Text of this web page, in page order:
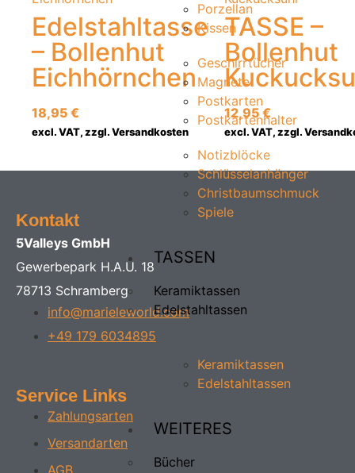
Porzellan
Kissen
Geschirrtücher
Magnete
Postkarten
Postkartenhalter
Notizblöcke
Schlüsselanhänger
Christbaumschmuck
Spiele
TASSEN
Keramiktassen
Edelstahltassen
Keramiktassen
Edelstahltassen
WEITERES
Bücher
Edelstahltasse
– Bollenhut
Eichhörnchen
18,95 €
excl. VAT, zzgl. Versandkosten
TASSE –
Bollenhut
12,95 €
excl. VAT, zzgl.
Kontakt
5Valleys GmbH
Gewerbepark H.A.U. 18
78713 Schramberg
info@marieleworld.com
+49 179 6034895
Service Links
Zahlungsarten
Versandarten